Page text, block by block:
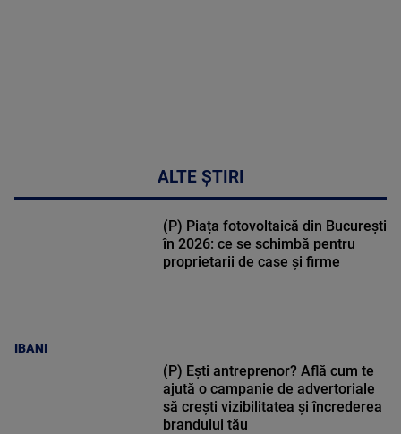
ALTE ȘTIRI
IBANI
(P) Piața fotovoltaică din București
în 2026: ce se schimbă pentru
proprietarii de case și firme
(P) Ești antreprenor? Află cum te
ajută o campanie de advertoriale
să crești vizibilitatea și încrederea
brandului tău